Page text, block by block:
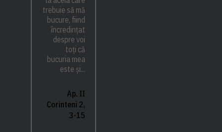
trebuie să mă
bucure, fiind
încredințat
despre voi
toți că
bucuria mea
este și...
Ap. II
Corinteni 2,
3-15